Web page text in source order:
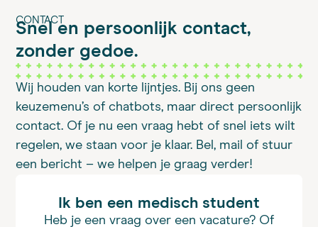
CONTACT
Snel en persoonlijk contact,
zonder gedoe.
Wij houden van korte lijntjes. Bij ons geen
keuzemenu’s of chatbots, maar direct persoonlijk
contact. Of je nu een vraag hebt of snel iets wilt
regelen, we staan voor je klaar. Bel, mail of stuur
een bericht – we helpen je graag verder!
Ik ben een medisch student
Heb je een vraag over een vacature? Of